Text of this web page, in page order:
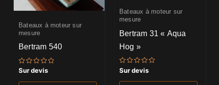
Bateaux à moteur sur
mesure
Bertram 540
Note
0
sur
Sur devis
Bateaux à moteur sur
mesure
Bertram 31 « Aqua
Hog »
Note
0
sur
Sur devis